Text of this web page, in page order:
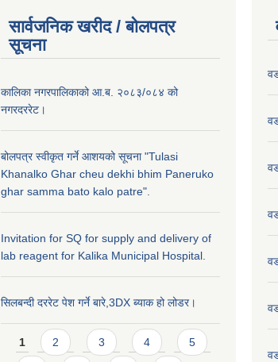
सार्वजनिक खरीद / बाेलपत्र
सूचना
कालिका नगरपालिकाको आ.ब. २०८३/०८४ को
नगरदररेट।
बोलपत्र स्वीकृत गर्ने आशयको सूचना "Tulasi
Khanalko Ghar cheu dekhi bhim Paneruko
ghar samma bato kalo patre".
Invitation for SQ for supply and delivery of
lab reagent for Kalika Municipal Hospital.
सिलबन्दी दररेट पेश गर्ने बारे,3DX ब्याक हो लोडर।
Pages
1 2 3 4 5